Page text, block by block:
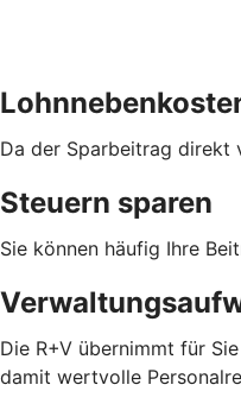
Da der Sparbeitrag direkt
Steuern sparen
Sie können häufig Ihre
Die R+V übernimmt für
damit wertvolle